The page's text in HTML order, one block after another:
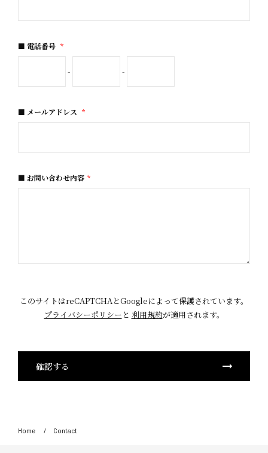
電話番号 *
- -
メールアドレス *
お問い合わせ内容 *
このサイトはreCAPTCHAとGoogleによって保護されています。
プライバシーポリシー と 利用規約が適用されます。
Home Contact